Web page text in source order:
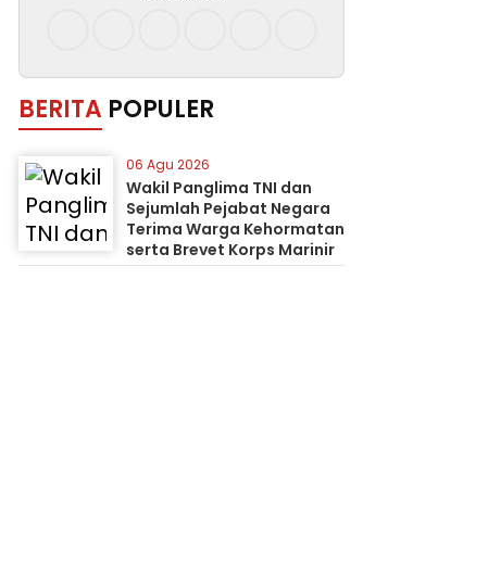
BERITA POPULER
06 Agu 2026
Wakil Panglima TNI dan
Sejumlah Pejabat Negara
Terima Warga Kehormatan
serta Brevet Korps Marinir